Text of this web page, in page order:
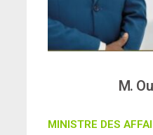
M.
MINISTRE DES